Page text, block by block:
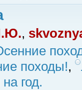
,
походы!,
год.